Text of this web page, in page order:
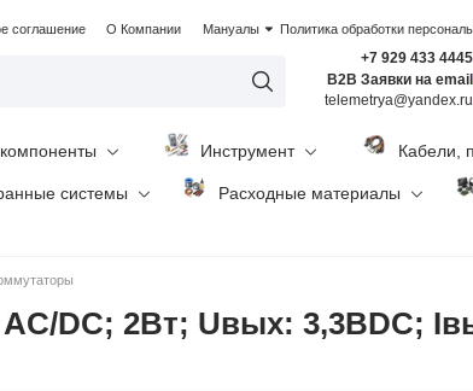
соглашение О Компании Мануалы Политика обработки
+7 929 433 4445
B2B Заявки на email
telemetrya@yandex.ru
Инструмент Кабели,
системы Расходные материалы
DC; 2Вт; Uвых: 3,3ВDC;